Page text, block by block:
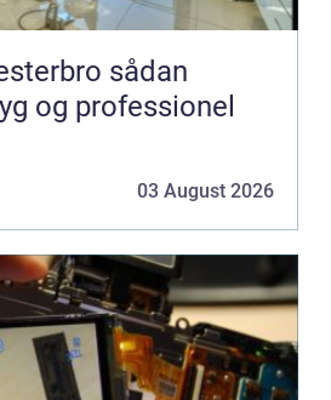
sådan
og professionel
03 August 2026